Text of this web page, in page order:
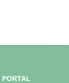
PORTAL